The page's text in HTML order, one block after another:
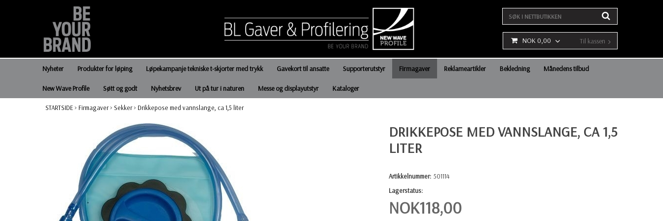
NOK 0,00 Til kassen
Nyheter Produkter for løping Løpekampanje tekniske t-skjorter med trykk Gavekort til ansatte Supporterutstyr Firmagaver Reklameartikler Bekledning Månedens tilbud
New Wave Profile Søtt og godt Nyhetsbrev Ut på tur i naturen Messe og displayutstyr Kataloger
STARTSIDE> Firmagaver> Sekker> Drikkepose med vannslange, ca 1,5 liter
DRIKKEPOSE MED VANNSLANGE, CA 1,5
LITER
Artikkelnummer: 501114
Lagerstatus:
NOK118,00